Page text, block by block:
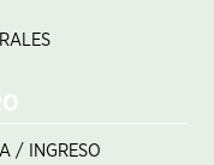
/ INGRESO